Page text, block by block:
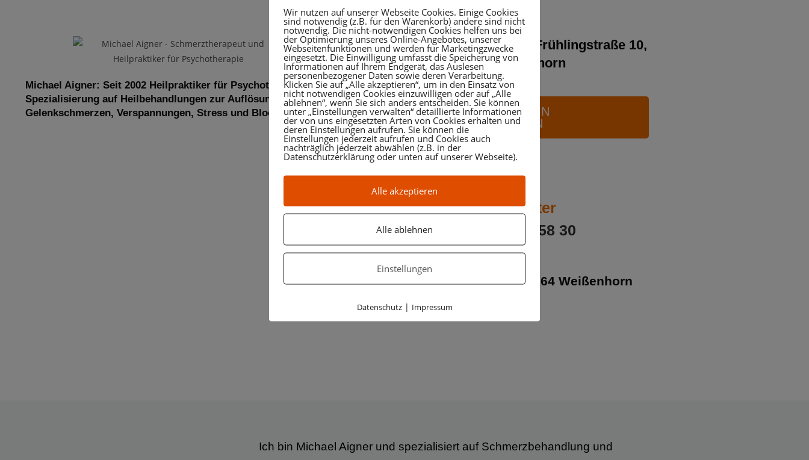
Michael Aigner: Seit 2002 Heilpraktiker für Psychotherapie mit
Spezialisierung auf Heilbehandlungen zur Auflösung von
Gelenkschmerzen, Verspannungen, Stress und Blockaden.
Heilpraxis Michael Aigner, Frühlingstraße 10,
89264 Weißenhorn
HIER TERMIN
ANFRAGEN
oder
anrufen unter
+49 7309-928 58 30
Frühlingstraße 10, 89264 Weißenhorn
Ich bin Michael Aigner und spezialisiert auf Schmerzbehandlung und
Wir nutzen auf unserer Webseite Cookies. Einige Cookies
sind notwendig (z.B. für den Warenkorb) andere sind nicht
notwendig. Die nicht-notwendigen Cookies helfen uns bei
der Optimierung unseres Online-Angebotes, unserer
Webseitenfunktionen und werden für Marketingzwecke
eingesetzt. Die Einwilligung umfasst die Speicherung von
Informationen auf Ihrem Endgerät, das Auslesen
personenbezogener Daten sowie deren Verarbeitung.
Klicken Sie auf „Alle akzeptieren“, um in den Einsatz von
nicht notwendigen Cookies einzuwilligen oder auf „Alle
ablehnen“, wenn Sie sich anders entscheiden. Sie können
unter „Einstellungen verwalten“ detaillierte Informationen
der von uns eingesetzten Arten von Cookies erhalten und
deren Einstellungen aufrufen. Sie können die
Einstellungen jederzeit aufrufen und Cookies auch
nachträglich jederzeit abwählen (z.B. in der
Datenschutzerklärung oder unten auf unserer Webseite).
Alle akzeptieren
Alle ablehnen
Einstellungen
Datenschutz| Impressum